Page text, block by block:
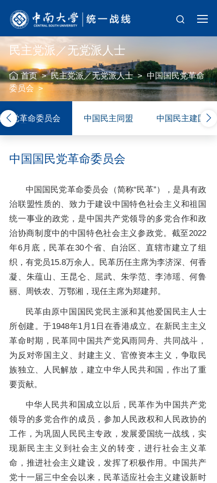
民主党派／无党派人士
首页 > 民主党派／无党派人士 > 中国国民党革命
委员会 >
01
民党革命委员会 中国民主同盟 中国民主建国会
中国国民党革命委员会
中国国民党革命委员会（简称“民革”），是具有政
治联盟性质的、致力于建设中国特色社会主义和祖国
统一事业的政党，是中国共产党领导的多党合作和政
治协商制度中的中国特色社会主义参政党。截至2022
年6月底，民革在30个省、自治区、直辖市建立了组
织，有党员15.8万余人。民革历任主席为李济深、何香
凝、朱蕴山、王昆仑、屈武、朱学范、李沛瑶、何鲁
丽、周铁农、万鄂湘，现任主席为郑建邦。
民革由原中国国民党民主派和其他爱国民主人士
所创建。于1948年1月1日在香港成立。在新民主主义
革命时期，民革同中国共产党风雨同舟、共同战斗，
为反对帝国主义、封建主义、官僚资本主义，争取民
族独立、人民解放，建立中华人民共和国，作出了重
要贡献。
中华人民共和国成立以后，民革作为中国共产党
领导的多党合作的成员，参加人民政权和人民政协的
工作，为巩固人民民主专政，发展爱国统一战线，实
现新民主主义到社会主义的转变，进行社会主义革
命，推进社会主义建设，发挥了积极作用。中国共产
党十一届三中全会以来，民革适应社会主义建设新时